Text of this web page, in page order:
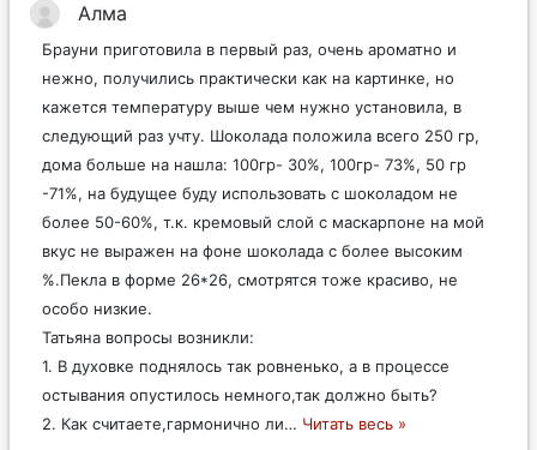
Алма
Брауни приготовила в первый раз, очень ароматно и
нежно, получились практически как на картинке, но
кажется температуру выше чем нужно установила, в
следующий раз учту. Шоколада положила всего 250 гр,
дома больше на нашла: 100гр- 30%, 100гр- 73%, 50 гр
-71%, на будущее буду использовать с шоколадом не
более 50-60%, т.к. кремовый слой с маскарпоне на мой
вкус не выражен на фоне шоколада с более высоким
%.Пекла в форме 26*26, смотрятся тоже красиво, не
особо низкие.
Татьяна вопросы возникли:
1. В духовке поднялось так ровненько, а в процессе
остывания опустилось немного,так должно быть?
2. Как считаете,гармонично ли… Читать весь »